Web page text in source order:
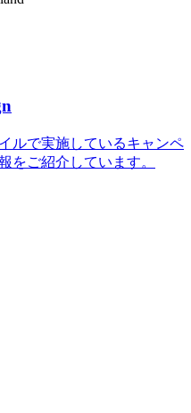
ルで実施しているキャンペ
をご紹介しています。